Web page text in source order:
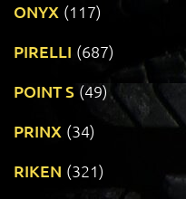
ONYX (117)
PIRELLI (687)
POINT S (49)
PRINX (34)
RIKEN (321)